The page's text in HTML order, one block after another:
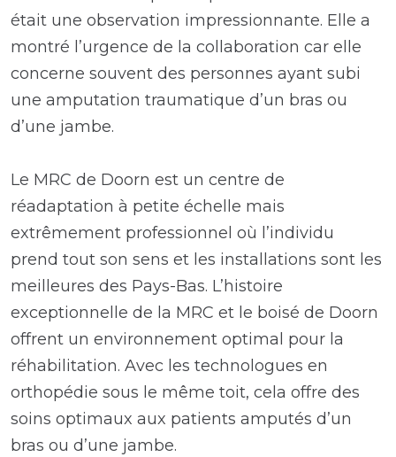
était une observation impressionnante. Elle a
montré l’urgence de la collaboration car elle
concerne souvent des personnes ayant subi
une amputation traumatique d’un bras ou
d’une jambe.
Le MRC de Doorn est un centre de
réadaptation à petite échelle mais
extrêmement professionnel où l’individu
prend tout son sens et les installations sont les
meilleures des Pays-Bas. L’histoire
exceptionnelle de la MRC et le boisé de Doorn
offrent un environnement optimal pour la
réhabilitation. Avec les technologues en
orthopédie sous le même toit, cela offre des
soins optimaux aux patients amputés d’un
bras ou d’une jambe.